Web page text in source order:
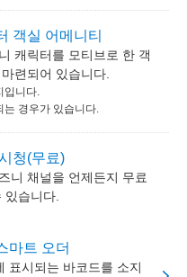
객실 어메니티
캐릭터를 모티브로 한 객
련되어 있습니다.
입니다.
는 경우가 있습니다.
청(무료)
니 채널을 언제든지 무료
있습니다.
마트 오더
표시되는 바코드를 소지